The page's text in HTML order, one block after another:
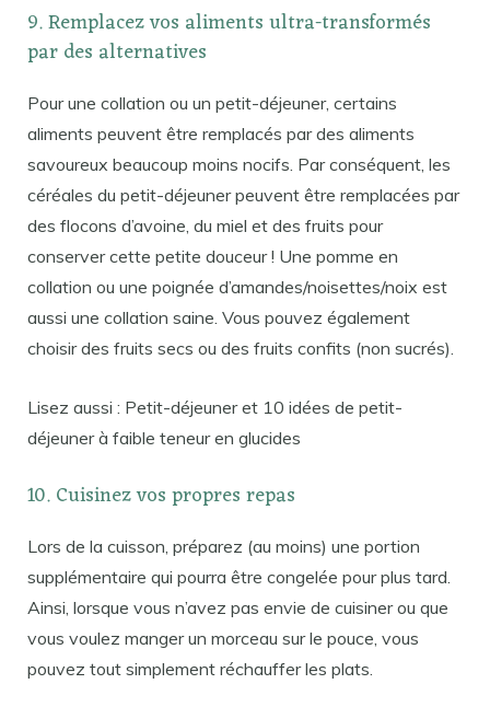
9. Remplacez vos aliments ultra-transformés
par des alternatives
Pour une collation ou un petit-déjeuner, certains
aliments peuvent être remplacés par des aliments
savoureux beaucoup moins nocifs. Par conséquent, les
céréales du petit-déjeuner peuvent être remplacées par
des flocons d’avoine, du miel et des fruits pour
conserver cette petite douceur ! Une pomme en
collation ou une poignée d’amandes/noisettes/noix est
aussi une collation saine. Vous pouvez également
choisir des fruits secs ou des fruits confits (non sucrés).
Lisez aussi : Petit-déjeuner et 10 idées de petit-
déjeuner à faible teneur en glucides
10. Cuisinez vos propres repas
Lors de la cuisson, préparez (au moins) une portion
supplémentaire qui pourra être congelée pour plus tard.
Ainsi, lorsque vous n’avez pas envie de cuisiner ou que
vous voulez manger un morceau sur le pouce, vous
pouvez tout simplement réchauffer les plats.